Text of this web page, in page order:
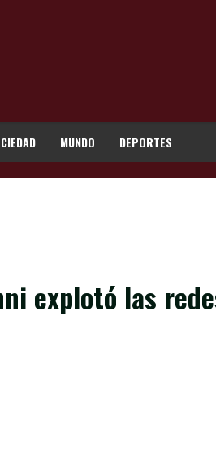
MUNDO DEPORTES
explotó las